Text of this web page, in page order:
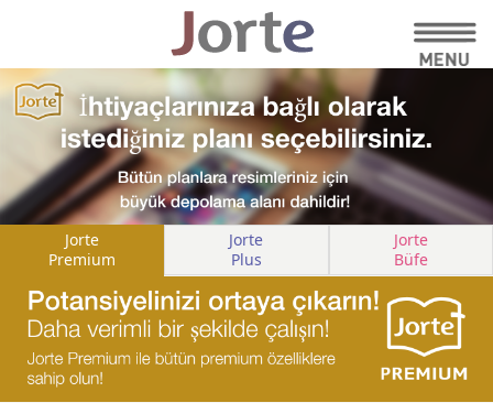
Jorte
Premium
Jorte
Plus
Jorte
Büfe